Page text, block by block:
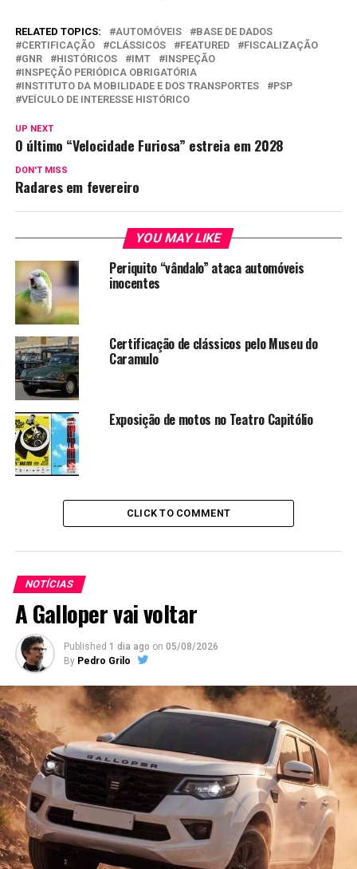
RELATED TOPICS: AUTOMÓVEIS
BASE DE DADOS
CERTIFICAÇÃO
CLÁSSICOS FEATURED
FISCALIZAÇÃO
GNR
HISTÓRICOS IMT
INSPEÇÃO
INSPEÇÃO PERIÓDICA OBRIGATÓRIA
INSTITUTO DA MOBILIDADE E DOS TRANSPORTES
PSP
VEÍCULO DE INTERESSE HISTÓRICO
UP NEXT
O último “Velocidade Furiosa” estreia em 2028
DON'T MISS
Radares em fevereiro
YOU MAY LIKE
Periquito “vândalo” ataca automóveis
inocentes
Certificação de clássicos pelo Museu do
Caramulo
Exposição de motos no Teatro Capitólio
CLICK TO COMMENT
NOTÍCIAS
A Galloper vai voltar
Published 1 dia ago on 05/08/2026
By Pedro Grilo